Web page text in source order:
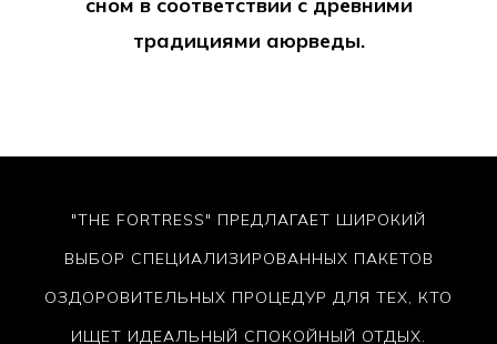
традициями аюрведы.
"THE FORTRESS" ПРЕДЛАГАЕТ ШИРОКИЙ
ВЫБОР СПЕЦИАЛИЗИРОВАННЫХ ПАКЕТОВ
ОЗДОРОВИТЕЛЬНЫХ ПРОЦЕДУР ДЛЯ ТЕХ, КТО
ИЩЕТ ИДЕАЛЬНЫЙ СПОКОЙНЫЙ ОТДЫХ.